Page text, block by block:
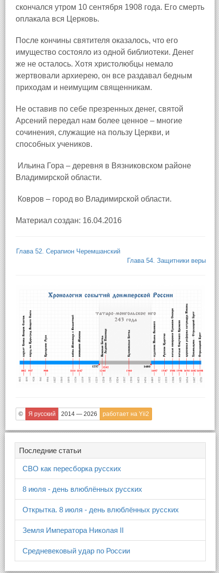
скончался утром 10 сентября 1908 года. Его смерть
оплакала вся Церковь.
После кончины святителя оказалось, что его
имущество состояло из одной библиотеки. Денег
же не осталось. Хотя христолюбцы немало
жертвовали архиерею, он все раздавал бедным
приходам и неимущим священникам.
Не оставив по себе презренных денег, святой
Арсений передал нам более ценное – многие
сочинения, служащие на пользу Церкви, и
способных учеников.
Ильина Гора – деревня в Вязниковском районе
Владимирской области.
Ковров – город во Владимирской области.
Материал создан: 16.04.2016
Глава 52. Серапион Черемшанский
Глава 54. Защитники веры
© Я русский 2014 — 2026 работает на Yii2
Последние статьи
СВО как пересборка русских
8 июля - день влюблённых русских
Открытка. 8 июля - день влюблённых русских
Земля Императора Николая II
Средневековый удар по России